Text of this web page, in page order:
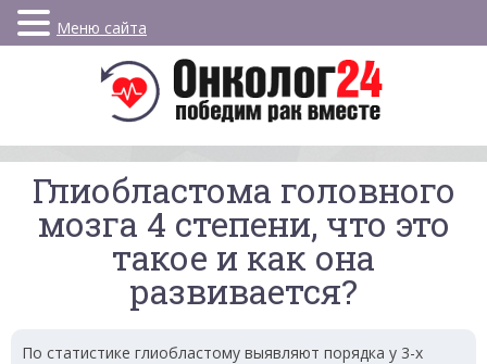
Глиобластома головного
мозга 4 степени, что это
такое и как она
развивается?
По статистике глиобластому выявляют порядка у 3-х
Меню сайта